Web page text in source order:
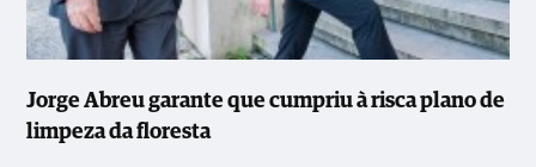
Jorge Abreu garante que cumpriu à risca plano de
limpeza da floresta